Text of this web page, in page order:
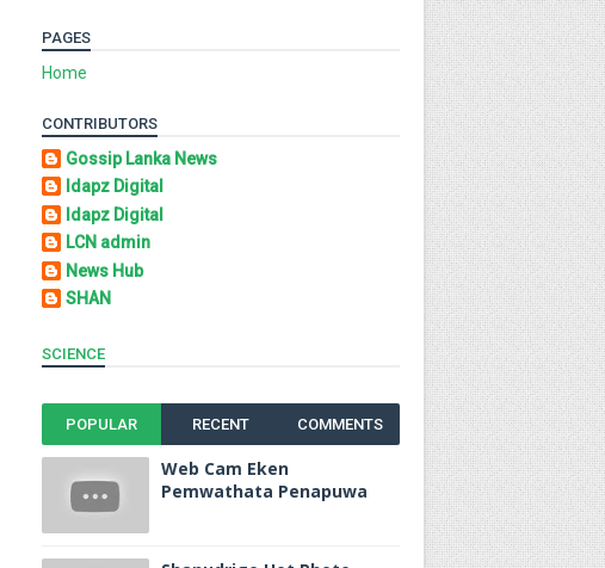
PAGES
Home
CONTRIBUTORS
Gossip Lanka News
Idapz Digital
Idapz Digital
LCN admin
News Hub
SHAN
SCIENCE
POPULAR RECENT COMMENTS
Web Cam Eken
Pemwathata Penapuwa